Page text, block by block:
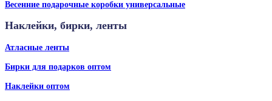
Весенние подарочные коробки универсальные
Наклейки, бирки, ленты
Атласные ленты
Бирки для подарков оптом
Наклейки оптом